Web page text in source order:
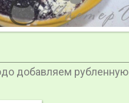
добавляем рубленную